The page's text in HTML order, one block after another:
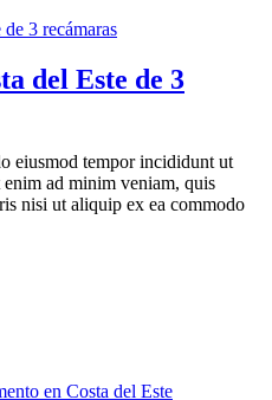
del Este de 3
eiusmod tempor incididunt ut
ad minim veniam, quis
nisi ut aliquip ex ea commodo